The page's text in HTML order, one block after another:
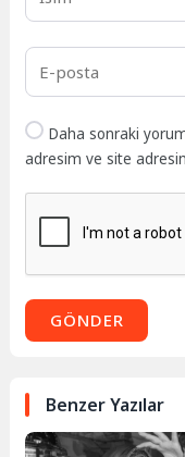
Daha sonraki
adresim ve site
GÖNDER
Benzer Yazılar